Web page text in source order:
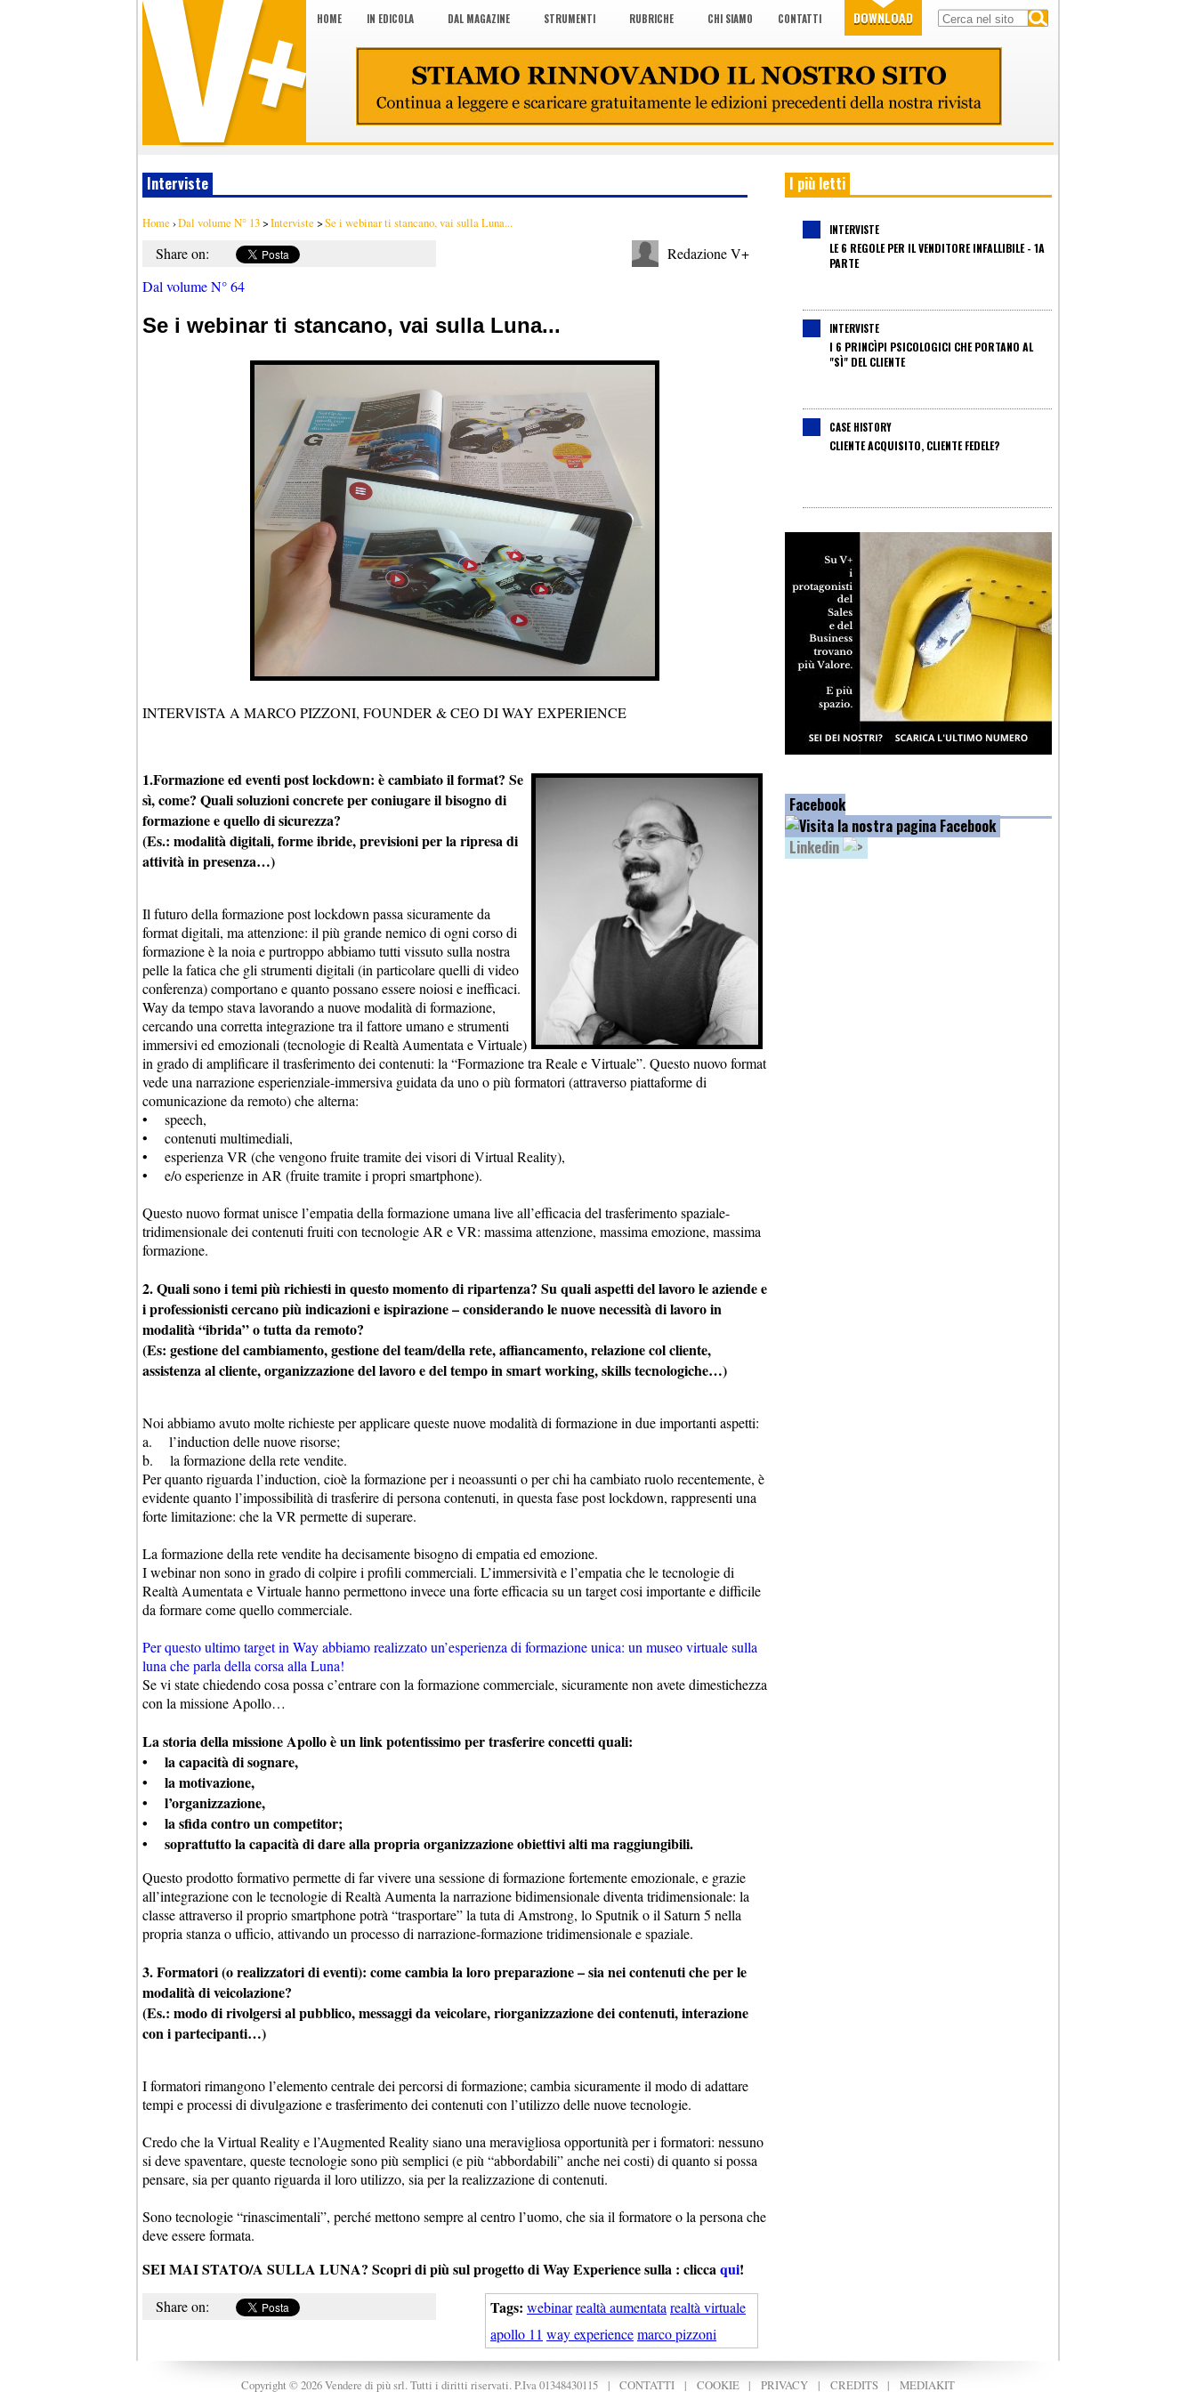
HOME IN EDICOLA DAL MAGAZINE STRUMENTI RUBRICHE CHI SIAMO CONTATTI DOWNLOAD
Interviste
Home ›Dal volume N° 13>Interviste >Se i webinar ti stancano, vai sulla Luna...
Share on:
Redazione V+
Dal volume N° 64
Se i webinar ti stancano, vai sulla Luna...
INTERVISTA A MARCO PIZZONI, FOUNDER & CEO DI WAY EXPERIENCE
1.Formazione ed eventi post lockdown: è cambiato il format? Se
sì, come? Quali soluzioni concrete per coniugare il bisogno di
formazione e quello di sicurezza?
(Es.: modalità digitali, forme ibride, previsioni per la ripresa di
attività in presenza…)
Il futuro della formazione post lockdown passa sicuramente da
format digitali, ma attenzione: il più grande nemico di ogni corso di
formazione è la noia e purtroppo abbiamo tutti vissuto sulla nostra
pelle la fatica che gli strumenti digitali (in particolare quelli di video
conferenza) comportano e quanto possano essere noiosi e inefficaci.
Way da tempo stava lavorando a nuove modalità di formazione,
cercando una corretta integrazione tra il fattore umano e strumenti
immersivi ed emozionali (tecnologie di Realtà Aumentata e Virtuale)
in grado di amplificare il trasferimento dei contenuti: la “Formazione tra Reale e Virtuale”. Questo nuovo format
vede una narrazione esperienziale-immersiva guidata da uno o più formatori (attraverso piattaforme di
comunicazione da remoto) che alterna:
• speech,
• contenuti multimediali,
• esperienza VR (che vengono fruite tramite dei visori di Virtual Reality),
• e/o esperienze in AR (fruite tramite i propri smartphone).
Questo nuovo format unisce l’empatia della formazione umana live all’efficacia del trasferimento spaziale-
tridimensionale dei contenuti fruiti con tecnologie AR e VR: massima attenzione, massima emozione, massima
formazione.
2. Quali sono i temi più richiesti in questo momento di ripartenza? Su quali aspetti del lavoro le aziende e
i professionisti cercano più indicazioni e ispirazione – considerando le nuove necessità di lavoro in
modalità “ibrida” o tutta da remoto?
(Es: gestione del cambiamento, gestione del team/della rete, affiancamento, relazione col cliente,
assistenza al cliente, organizzazione del lavoro e del tempo in smart working, skills tecnologiche…)
Noi abbiamo avuto molte richieste per applicare queste nuove modalità di formazione in due importanti aspetti:
a. l’induction delle nuove risorse;
b. la formazione della rete vendite.
Per quanto riguarda l’induction, cioè la formazione per i neoassunti o per chi ha cambiato ruolo recentemente, è
evidente quanto l’impossibilità di trasferire di persona contenuti, in questa fase post lockdown, rappresenti una
forte limitazione: che la VR permette di superare.
La formazione della rete vendite ha decisamente bisogno di empatia ed emozione.
I webinar non sono in grado di colpire i profili commerciali. L’immersività e l’empatia che le tecnologie di
Realtà Aumentata e Virtuale hanno permettono invece una forte efficacia su un target cosi importante e difficile
da formare come quello commerciale.
Per questo ultimo target in Way abbiamo realizzato un’esperienza di formazione unica: un museo virtuale sulla
luna che parla della corsa alla Luna!
Se vi state chiedendo cosa possa c’entrare con la formazione commerciale, sicuramente non avete dimestichezza
con la missione Apollo…
La storia della missione Apollo è un link potentissimo per trasferire concetti quali:
• la capacità di sognare,
• la motivazione,
• l’organizzazione,
• la sfida contro un competitor;
• soprattutto la capacità di dare alla propria organizzazione obiettivi alti ma raggiungibili.
Questo prodotto formativo permette di far vivere una sessione di formazione fortemente emozionale, e grazie
all’integrazione con le tecnologie di Realtà Aumenta la narrazione bidimensionale diventa tridimensionale: la
classe attraverso il proprio smartphone potrà “trasportare” la tuta di Amstrong, lo Sputnik o il Saturn 5 nella
propria stanza o ufficio, attivando un processo di narrazione-formazione tridimensionale e spaziale.
3. Formatori (o realizzatori di eventi): come cambia la loro preparazione – sia nei contenuti che per le
modalità di veicolazione?
(Es.: modo di rivolgersi al pubblico, messaggi da veicolare, riorganizzazione dei contenuti, interazione
con i partecipanti…)
I formatori rimangono l’elemento centrale dei percorsi di formazione; cambia sicuramente il modo di adattare
tempi e processi di divulgazione e trasferimento dei contenuti con l’utilizzo delle nuove tecnologie.
Credo che la Virtual Reality e l’Augmented Reality siano una meravigliosa opportunità per i formatori: nessuno
si deve spaventare, queste tecnologie sono più semplici (e più “abbordabili” anche nei costi) di quanto si possa
pensare, sia per quanto riguarda il loro utilizzo, sia per la realizzazione di contenuti.
Sono tecnologie “rinascimentali”, perché mettono sempre al centro l’uomo, che sia il formatore o la persona che
deve essere formata.
SEI MAI STATO/A SULLA LUNA? Scopri di più sul progetto di Way Experience sulla : cliccaqui!
Tags: webinarrealtà aumentata realtà virtuale
apollo 11 way experiencemarco pizzoni
Share on:
I più letti
INTERVISTE
LE 6 REGOLE PER IL VENDITORE INFALLIBILE - 1A
PARTE
INTERVISTE
I 6 PRINCÌPI PSICOLOGICI CHE PORTANO AL
"SÌ" DEL CLIENTE
CASE HISTORY
CLIENTE ACQUISITO, CLIENTE FEDELE?
Facebook
Linkedin
Copyright © 2026 Vendere di più srl. Tutti i diritti riservati. P.Iva 01348430115 |CONTATTI | COOKIE|PRIVACY | CREDITS| MEDIAKIT